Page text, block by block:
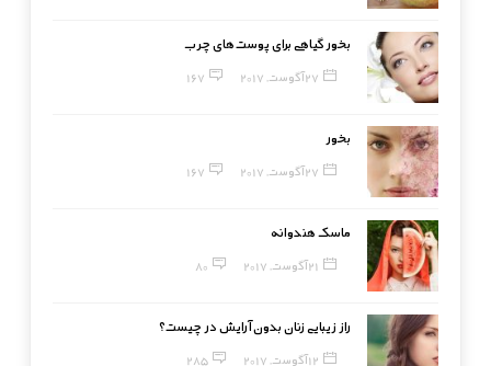
بخور گیاهی برای پوست‌های چرب
27 آگوست, 2017 167
بخور
27 آگوست, 2017 167
ماسک هندوانه
21 آگوست, 2017 80
راز زیبایی زنان بدون آرایش در چیست؟
12 آگوست, 2017 285